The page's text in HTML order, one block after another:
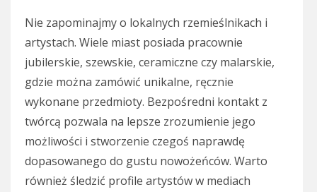
Nie zapominajmy o lokalnych rzemieślnikach i
artystach. Wiele miast posiada pracownie
jubilerskie, szewskie, ceramiczne czy malarskie,
gdzie można zamówić unikalne, ręcznie
wykonane przedmioty. Bezpośredni kontakt z
twórcą pozwala na lepsze zrozumienie jego
możliwości i stworzenie czegoś naprawdę
dopasowanego do gustu nowożeńców. Warto
również śledzić profile artystów w mediach